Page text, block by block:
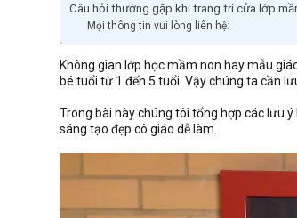
Câu hỏi thường gặp khi trang trí cửa lớp
Mọi thông tin vui lòng liên hệ:
Không gian lớp học mầm non hay mẫu
bé tuổi từ 1 đến 5 tuổi. Vậy chúng ta cần
Trong bài này chúng tôi tổng hợp các lưu ý
sáng tạo đẹp cô giáo dễ làm.